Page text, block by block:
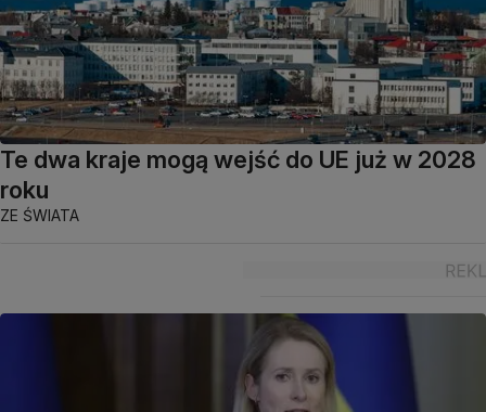
Te dwa kraje mogą wejść do UE już w 2028
roku
ZE ŚWIATA